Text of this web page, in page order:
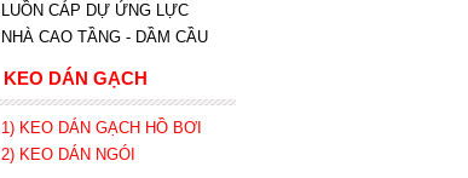
LUỒN CÁP DỰ ỨNG LỰC
NHÀ CAO TẦNG - DẦM CẦU
KEO DÁN GẠCH
1) KEO DÁN GẠCH HỒ BƠI
2) KEO DÁN NGÓI